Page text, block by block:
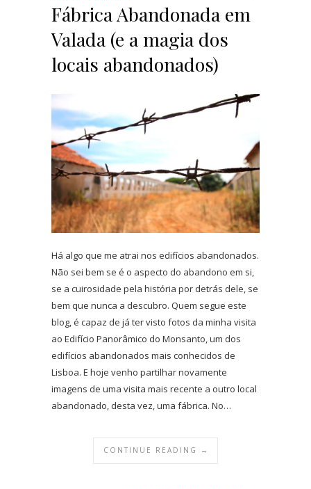
Fábrica Abandonada em
Valada (e a magia dos
locais abandonados)
Há algo que me atrai nos edifícios abandonados.
Não sei bem se é o aspecto do abandono em si,
se a cuirosidade pela história por detrás dele, se
bem que nunca a descubro. Quem segue este
blog, é capaz de já ter visto fotos da minha visita
ao Edifício Panorâmico do Monsanto, um dos
edifícios abandonados mais conhecidos de
Lisboa. E hoje venho partilhar novamente
imagens de uma visita mais recente a outro local
abandonado, desta vez, uma fábrica. No…
CONTINUE READING →